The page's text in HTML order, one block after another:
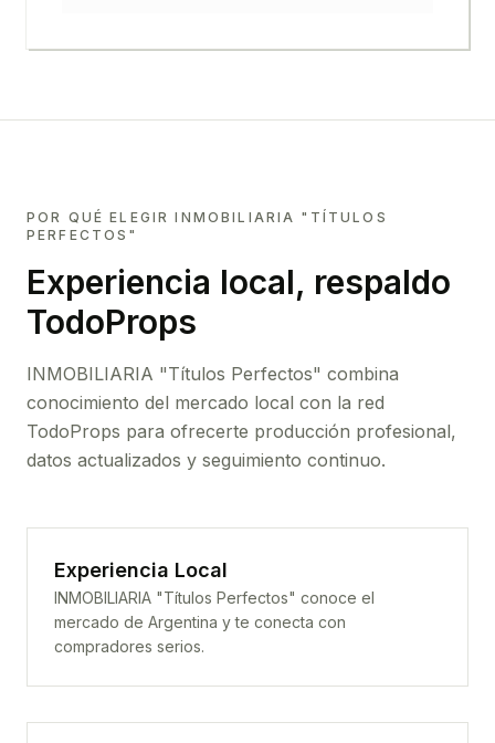
POR QUÉ ELEGIRINMOBILIARIA "TÍTULOS
PERFECTOS"
Experiencia local, respaldo
TodoProps
INMOBILIARIA "Títulos Perfectos" combina
conocimiento del mercado local con la red
TodoProps para ofrecerte producción profesional,
datos actualizados y seguimiento continuo.
Experiencia Local
INMOBILIARIA "Títulos Perfectos" conoce el
mercado de Argentina y te conecta con
compradores serios.